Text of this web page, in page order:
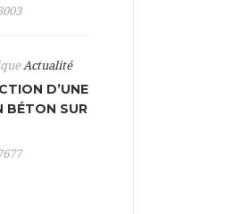
Actualité
D’UNE
BÉTON SUR